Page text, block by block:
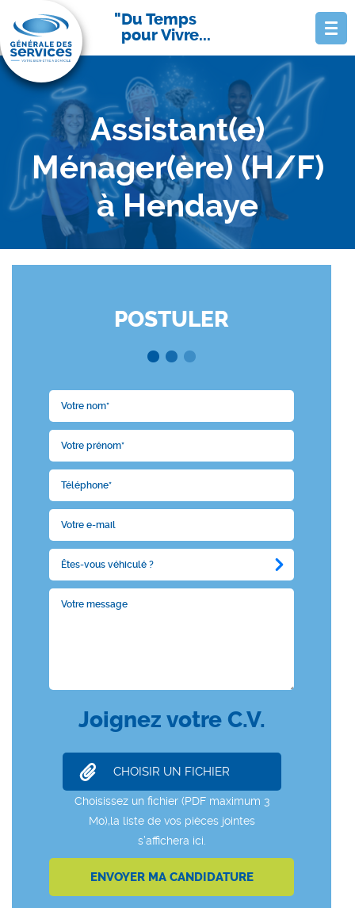
Du Temps
pour Vivre...
Assistant(e)
Ménager(ère) (H/F)
à Hendaye
POSTULER
Joignez votre C.V.